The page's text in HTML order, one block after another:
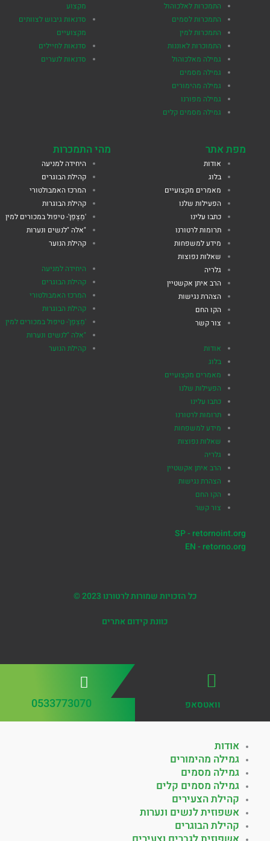
התמכרות לאלכוהול
התמכרות לסמים
התמכרות למין
התמוכרות לאוננות
גמילה מאלכוהול
גמילה מסמים
גמילה מהימורים
גמילה מפורנו
גמילה מסמים קלים
מקצוע
סדנאות גיבוש לצוותים
מקצועיים
סדנאות לחיילים
סדנאות לנערים
מפת אתר
אודות
בלוג
מאמרים מקצועיים
הפעילות שלנו
כתבו עלינו
תרומות לרטורנו
מידע למשפחות
שאלות נפוצות
גלריה
הרב איתן אקשטיין
הצהרת נגישות
הקו החם
צור קשר
אודות
בלוג
מאמרים מקצועיים
הפעילות שלנו
כתבו עלינו
תרומות לרטורנו
מידע למשפחות
שאלות נפוצות
גלריה
הרב איתן אקשטיין
הצהרת נגישות
הקו החם
צור קשר
SP - retornoint.org
EN - retorno.org
מהי התמכרות
היחידה למניעה
קהילת הבוגרים
המרכז האמבולטורי
קהילת הבוגרות
'מַצְפֵן'- טיפול במכורים למין
"אלה "לנשים ונערות
קהילת הנוער
היחידה למניעה
קהילת הבוגרים
המרכז האמבולטורי
קהילת הבוגרות
'מַצְפֵן'- טיפול במכורים למין
"אלה "לנשים ונערות
קהילת הנוער
כל הזכויות שמורות לרטורנו 2023 ©
כוונת קידום אתרים
וואטסאפ 0533773070
אודות
גמילה מהימורים
גמילה מסמים
גמילה מסמים קלים
קהילת הצעירים
אשפוזית לנשים ונערות
קהילת הבוגרים